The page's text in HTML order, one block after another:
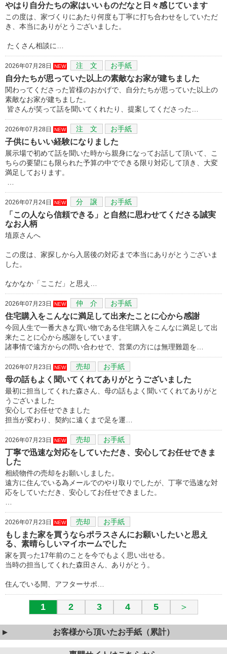
やはり自分たちの家はいいものだなと日々感じています
この度は、家づくりにあたり何度も丁寧に打ち合わせをしていただ
き、本当にありがとうございました。
たくさん相談に…
2026年07月28日 NEW 注 文 お手紙
自分たちが思っていた以上の素敵なお家が建ちました
関わってくださった皆様のおかげで、自分たちが思っていた以上の
素敵なお家が建ちました。
皆さんが笑って話を聞いてくれたり、提案してくださった…
2026年07月28日 NEW 注 文 お手紙
子供にもいい経験になりました
展示場で初めて話を聞いた時から親身になってお話して頂いて、こ
ちらの要望にも限られた予算の中でできる限り対応して頂き、大変
満足しております。
2026年07月24日 NEW 分 譲 お手紙
「この人なら信頼できる」と自然に思わせてくださる誠実
なお人柄
埴原さんへ
この度は、家探しから入居後の対応まで本当にありがとうございま
した。
なかなか「ここだ」と思え…
2026年07月23日 NEW 仲 介 お手紙
住宅購入をこんなに満足して出来たことに心から感謝
今回人生で一番大きな買い物である住宅購入をこんなに満足して出
来たことに心から感謝をしています。
諸事情で遠方からの問い合わせで、営業の方には無理難題を…
2026年07月23日 NEW 売却 お手紙
母の話もよく聞いてくれてありがとうございました
最初に担当してくれた森さん、母の話もよく聞いてくれてありがと
うございました
安心してお任せできました
担当が変わり、契約に遠くまで足を運…
2026年07月23日 NEW 売却 お手紙
丁寧で迅速な対応をしていただき、安心してお任せできま
した
相続物件の売却をお願いしました。
遠方に住んでいる為メールでのやり取りでしたが、丁寧で迅速な対
応をしていただき、安心してお任せできました。
2026年07月23日 NEW 売却 お手紙
もしまた家を買うならポラスさんにお願いしたいと思え
る、素晴らしいマイホームでした
家を買った17年前のことを今でもよく思い出せる。
当時の担当してくれた森田さん、ありがとう。
住んでいる間、アフターサポ…
1 2 3 4 5 ＞
お客様から頂いたお手紙（累計）